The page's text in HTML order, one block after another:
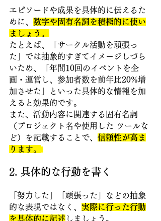
エピソードや成果を具体的に伝えるた
めに、 数字や固有名詞を積極的に使い
ましょう。
たとえば、「サークル活動を頑張っ
た」では抽象的すぎてイメージしづら
いため、「年間10回のイベントを企
画・運営し、参加者数を前年比20%増
加させた」といった具体的な情報を加
えると効果的です。
また、活動内容に関連する固有名詞
（プロジェクト名や使用した ツールな
ど）を記載することで、 信頼性が高ま
ります。
2. 具体的な行動を書く
「努力した」「頑張った」などの抽象
的な表現ではなく、 実際に行った行動
を具体的に記述 しましょう。